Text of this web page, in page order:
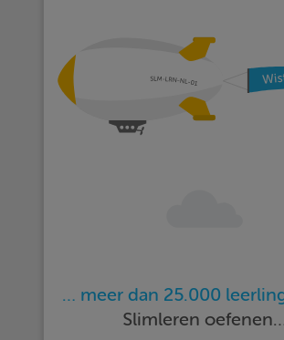
… meer dan 25.000
Slimleren